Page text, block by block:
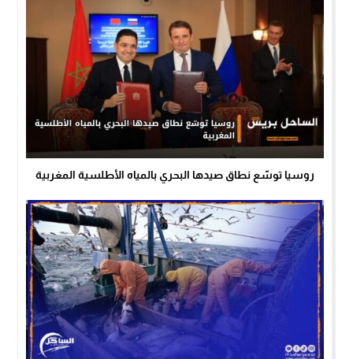
روسيا توسّع نطاق صيدها البحري بالمياه الأطلسية المغربية